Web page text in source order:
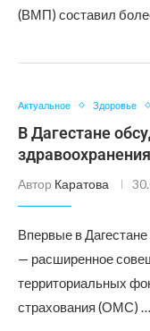
(ВМП) составил
Актуальное Здоровье
В Дагестане
Автор Каратова
Впервые в
— расширенное
территориальных
страхования (ОМС) …